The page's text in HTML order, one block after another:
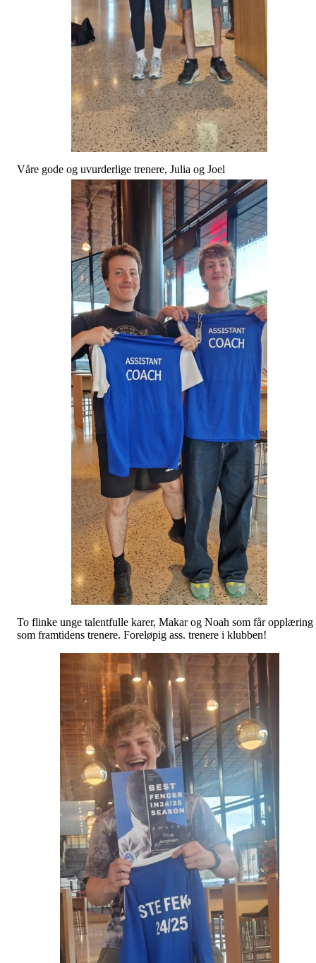
Våre gode og uvurderlige trenere, Julia og Joel
To flinke unge talentfulle karer, Makar og Noah som får opplæring
som framtidens trenere. Foreløpig ass. trenere i klubben!